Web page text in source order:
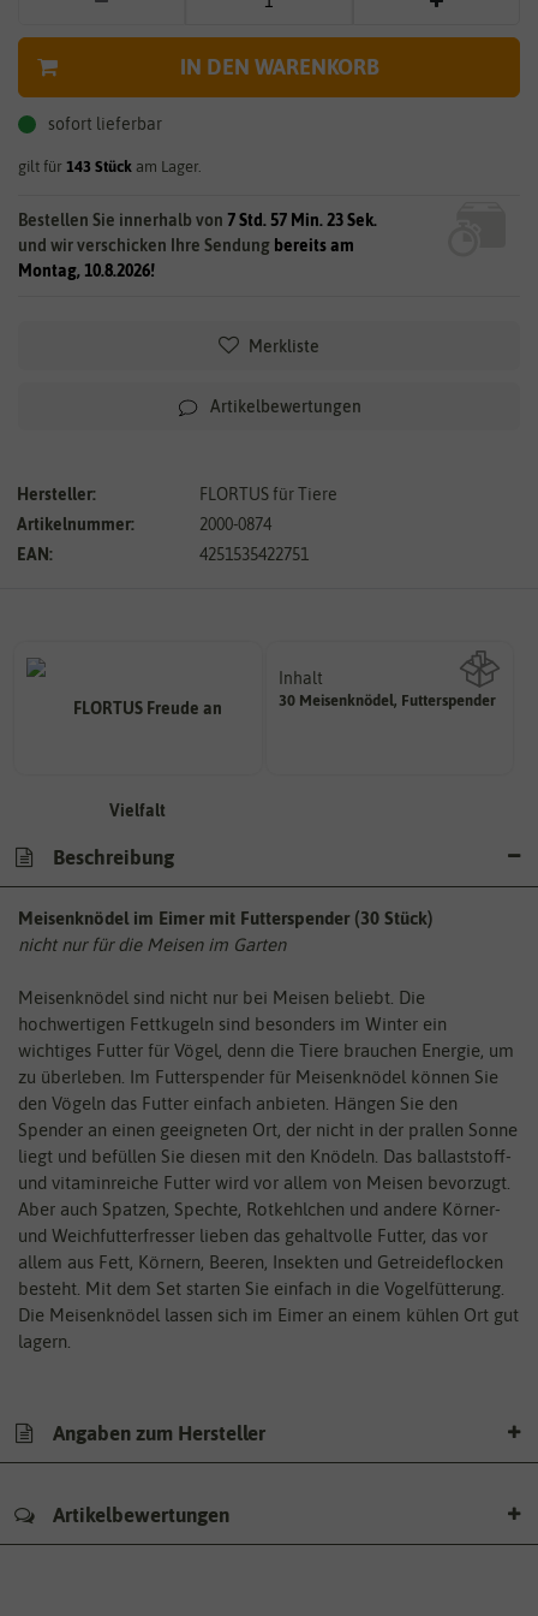
IN DEN WARENKORB
sofort lieferbar
gilt für 143 Stück am Lager.
Bestellen Sie innerhalb von 7 Std. 57 Min. 23 Sek.
und wir verschicken Ihre Sendung bereits am
Montag, 10.8.2026!
Merkliste
Artikelbewertungen
Hersteller:
FLORTUS für Tiere
Artikelnummer:
2000-0874
EAN:
4251535422751
Inhalt
30 Meisenknödel, Futterspender
Wie viel ist enthalten
Beschreibung
Meisenknödel im Eimer mit Futterspender (30 Stück)
nicht nur für die Meisen im Garten
Meisenknödel sind nicht nur bei Meisen beliebt. Die
hochwertigen Fettkugeln sind besonders im Winter ein
wichtiges Futter für Vögel, denn die Tiere brauchen Energie, um
zu überleben. Im Futterspender für Meisenknödel können Sie
den Vögeln das Futter einfach anbieten. Hängen Sie den
Spender an einen geeigneten Ort, der nicht in der prallen Sonne
liegt und befüllen Sie diesen mit den Knödeln. Das ballaststoff-
und vitaminreiche Futter wird vor allem von Meisen bevorzugt.
Aber auch Spatzen, Spechte, Rotkehlchen und andere Körner-
und Weichfutterfresser lieben das gehaltvolle Futter, das vor
allem aus Fett, Körnern, Beeren, Insekten und Getreideflocken
besteht. Mit dem Set starten Sie einfach in die Vogelfütterung.
Die Meisenknödel lassen sich im Eimer an einem kühlen Ort gut
lagern.
Angaben zum Hersteller
Artikelbewertungen